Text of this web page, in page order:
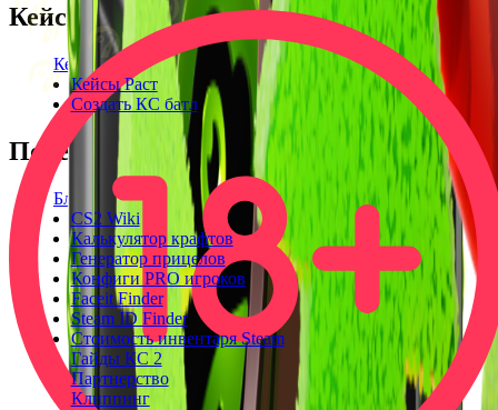
Кейсы
Кейсы КС2
Кейсы Раст
Создать КС батл
Полезное
Блог
CS2 Wiki
Калькулятор крафтов
Генератор прицелов
Конфиги PRO игроков
Faceit Finder
Steam ID Finder
Стоимость инвентаря Steam
Гайды КС 2
Партнерство
Клиппинг